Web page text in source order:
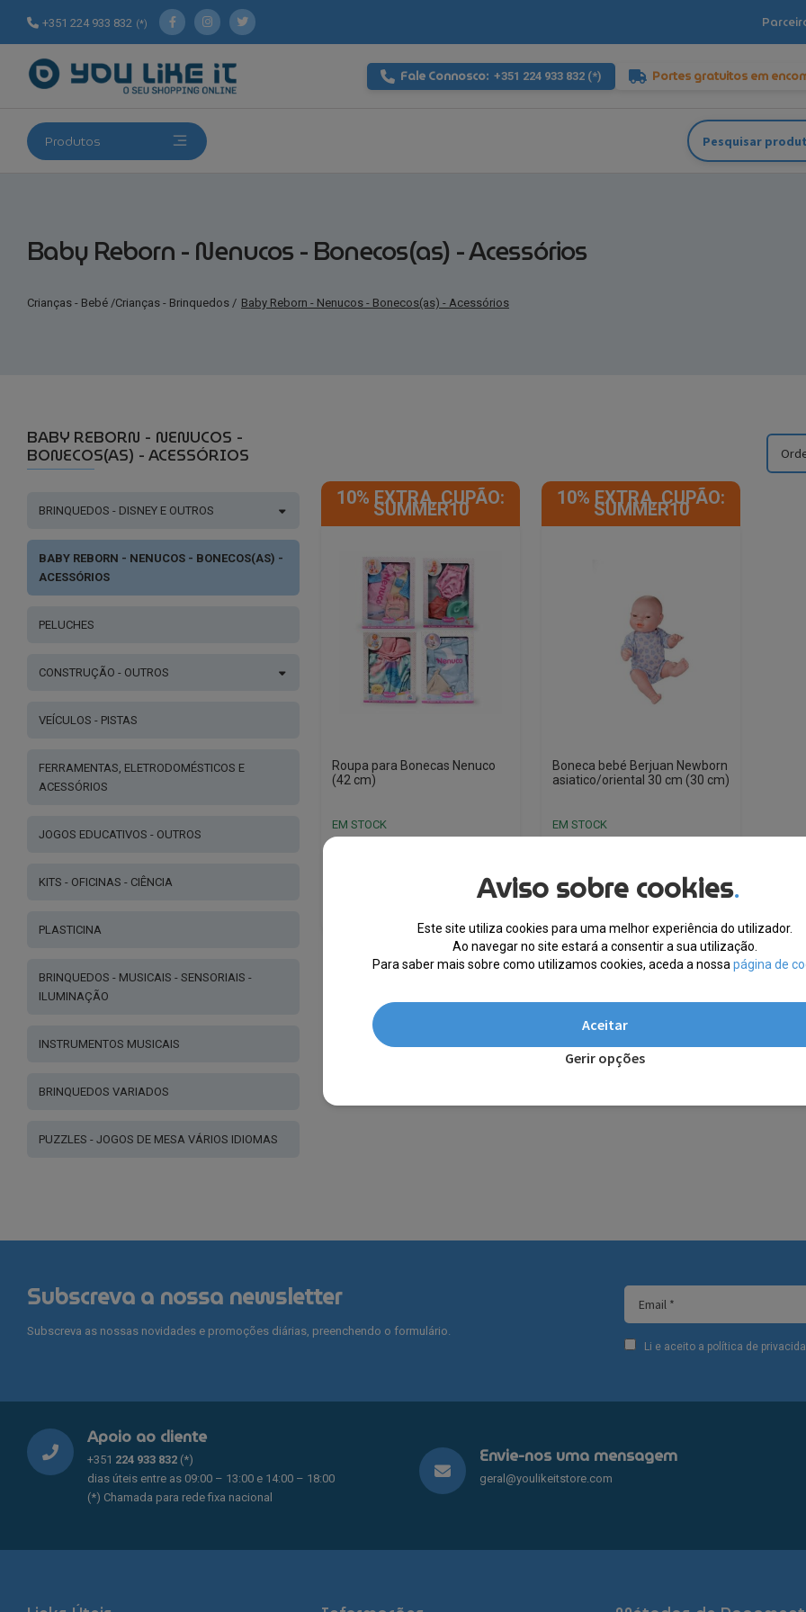
+351 224 933 832 (*)
Fale Connosco: +351 224 933 832 (*) Portes gratuitos em
Produtos
Pesquisar
por:
Baby Reborn - Nenucos - Bonecos(as) - Acessórios
Crianças - Bebé /Crianças - Brinquedos / Baby Reborn - Nenucos - Bonecos(as) - Acessórios
10% EXTRA, CUPÃO:
SUMMER10
Roupa para Bonecas Nenuco
(42 cm)
EM STOCK
10% EXTRA, CUPÃO:
SUMMER10
Boneca bebé Berjuan Newborn
asiatico/oriental 30 cm (30 cm)
EM STOCK
BABY REBORN - NENUCOS -
BONECOS(AS) - ACESSÓRIOS
BRINQUEDOS - DISNEY E OUTROS
BABY REBORN - NENUCOS - BONECOS(AS) -
ACESSÓRIOS
PELUCHES
CONSTRUÇÃO - OUTROS
VEÍCULOS - PISTAS
FERRAMENTAS, ELETRODOMÉSTICOS E
ACESSÓRIOS
JOGOS EDUCATIVOS - OUTROS
KITS - OFICINAS - CIÊNCIA
PLASTICINA
BRINQUEDOS - MUSICAIS - SENSORIAIS -
ILUMINAÇÃO
INSTRUMENTOS MUSICAIS
BRINQUEDOS VARIADOS
PUZZLES - JOGOS DE MESA VÁRIOS IDIOMAS
Aviso sobre cookies.
Este site utiliza cookies para uma melhor experiência do utilizador.
Ao navegar no site estará a consentir a sua utilização.
Para saber mais sobre como utilizamos cookies, aceda a nossa página de
Aceitar
Gerir opções
Subscreva a nossa newsletter
Subscreva as nossas novidades e promoções diárias, preenchendo o formulário.
Li e aceito a política de
Apoio ao cliente
+351 224 933 832 (*)
dias úteis entre as 09:00 – 13:00 e 14:00 – 18:00
(*) Chamada para rede fixa nacional
Envie-nos uma mensagem
geral@youlikeitstore.com